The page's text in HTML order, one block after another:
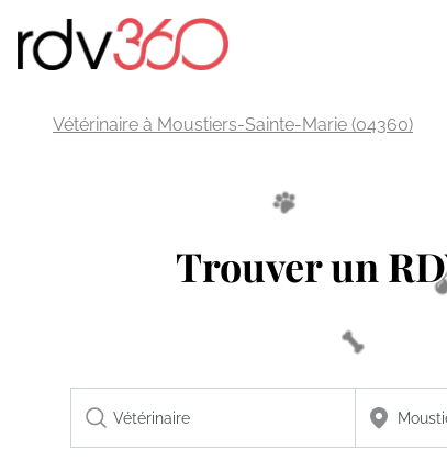
Vétérinaire à Moustiers-Sainte-Marie (04360)
Trouver un